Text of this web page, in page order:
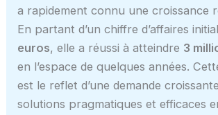
a rapidement connu une croissance
En partant d’un chiffre d’affaires
euros, elle a réussi à atteindre 3
en l’espace de quelques années.
est le reflet d’une demande
solutions pragmatiques et efficaces